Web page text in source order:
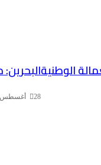
الوطنيةالبحرين:
28 أغسطس، 2025